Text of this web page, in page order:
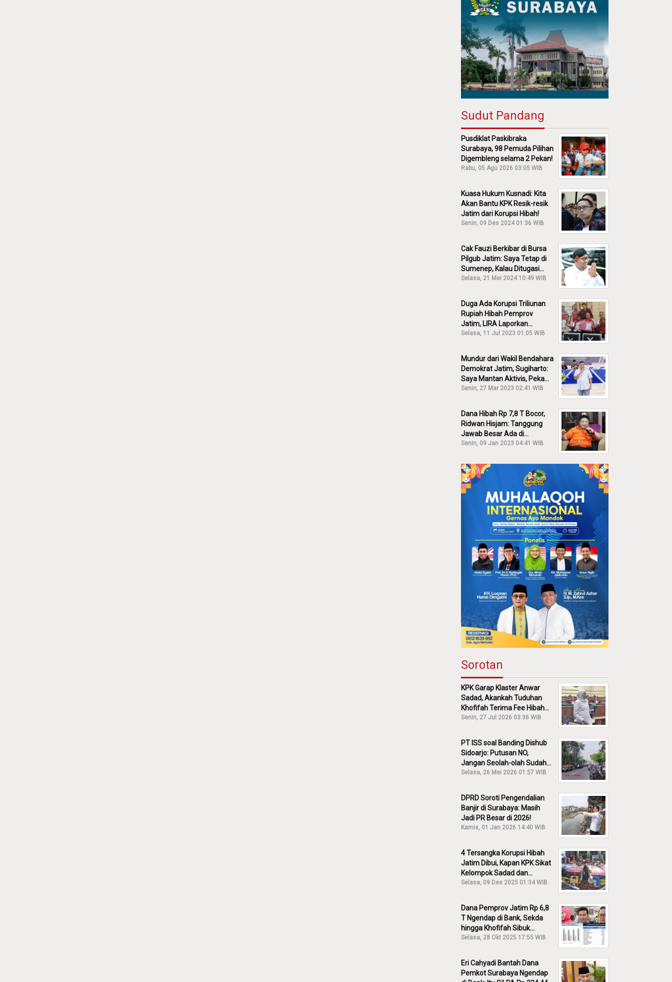
Sudut Pandang
Pusdiklat Paskibraka
Surabaya, 98 Pemuda Pilihan
Digembleng selama 2 Pekan!
Rabu, 05 Agu 2026 03:05 WIB
Kuasa Hukum Kusnadi: Kita
Akan Bantu KPK Resik-resik
Jatim dari Korupsi Hibah!
Senin, 09 Des 2024 01:36 WIB
Cak Fauzi Berkibar di Bursa
Pilgub Jatim: Saya Tetap di
Sumenep, Kalau Ditugasi
Partai Lain Cerita!
Selasa, 21 Mei 2024 10:49 WIB
Duga Ada Korupsi Triliunan
Rupiah Hibah Pemprov
Jatim, LIRA Laporkan
Khofifah ke KPK: Dia Harus
Selasa, 11 Jul 2023 01:05 WIB
Mundur dari Wakil Bendahara
Demokrat Jatim, Sugiharto:
Saya Mantan Aktivis, Peka
Sekali Kalau Ada yang
Senin, 27 Mar 2023 02:41 WIB
Dana Hibah Rp 7,8 T Bocor,
Ridwan Hisjam: Tanggung
Jawab Besar Ada di
Pemprov, Bukan DPRD Jatim!
Senin, 09 Jan 2023 04:41 WIB
Sorotan
KPK Garap Klaster Anwar
Sadad, Akankah Tuduhan
Khofifah Terima Fee Hibah
30% Diusut?
Senin, 27 Jul 2026 03:36 WIB
PT ISS soal Banding Dishub
Sidoarjo: Putusan NO,
Jangan Seolah-olah Sudah
Menang!
Selasa, 26 Mei 2026 01:57 WIB
DPRD Soroti Pengendalian
Banjir di Surabaya: Masih
Jadi PR Besar di 2026!
Kamis, 01 Jan 2026 14:40 WIB
4 Tersangka Korupsi Hibah
Jatim Dibui, Kapan KPK Sikat
Kelompok Sadad dan
Iskandar?
Selasa, 09 Des 2025 01:34 WIB
Dana Pemprov Jatim Rp 6,8
T Ngendap di Bank, Sekda
hingga Khofifah Sibuk
Membantah!
Selasa, 28 Okt 2025 17:55 WIB
Eri Cahyadi Bantah Dana
Pemkot Surabaya Ngendap